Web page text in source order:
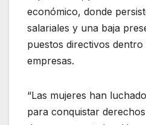
económico, donde
salariales y una baja
puestos directivos dentro
empresas.
“Las mujeres han
para conquistar